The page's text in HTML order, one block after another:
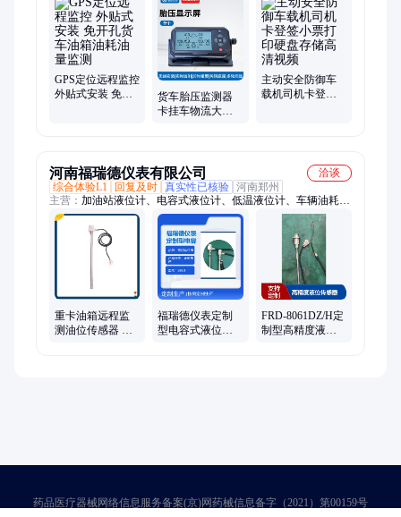
仪、油量传感器、载重传感器、行驶记录仪、北斗记录仪、出租
车监控、行车记录仪、车载摄像头、神器车队管、智能安卓屏、
车载视频监控、智能定位手环、矿车监控系统、定位工牌胸卡、
视频监控终端、超声波传感器
GPS定位远程监控
外贴式安装 免开
货车胎压监测器
卡挂车物流大巴
主动安全防御车
载机司机卡登签
河南福瑞德仪表有限公司
洽谈
综合体验L1
回复及时 真实性已核验 河南郑州
主营： 加油站液位计、电容式液位计、低温液位计、车辆油耗管
理系统、油位传感器、锅炉液位计、压力仪表
重卡油箱远程监
测油位传感器 物
福瑞德仪表定制
型电容式液位计
FRD-8061DZ/H定
制型高精度液位
药品医疗器械网络信息服务备案(京)网药械信息备字（2021）第00159号